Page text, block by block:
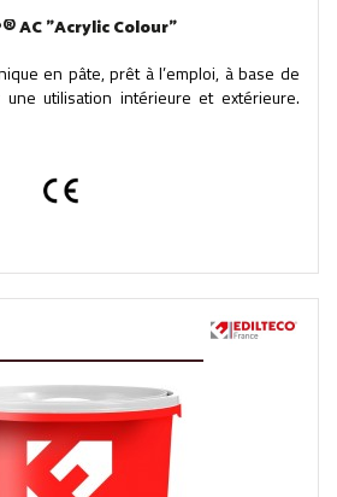
AC "Acrylic Colour"
en pâte, prêt à l’emploi, à base de
une utilisation intérieure et extérieure.